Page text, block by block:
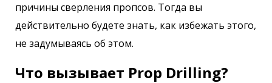
причины сверления пропсов. Тогда вы
действительно будете знать, как избежать этого,
не задумываясь об этом.
Что вызывает Prop Drilling?